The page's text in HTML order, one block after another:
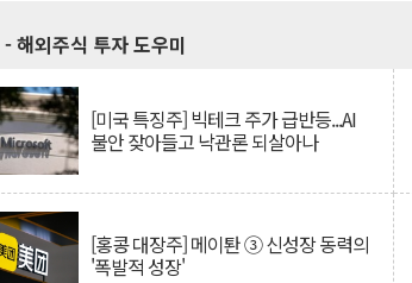
- 해외주식 투자 도우미
[미국 특징주] 빅테크 주가 급반등...AI
불안 잦아들고 낙관론 되살아나
[홍콩 대장주] 메이퇀 ③ 신성장 동력의
'폭발적 성장'